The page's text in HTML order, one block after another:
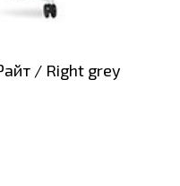
/ Right grey